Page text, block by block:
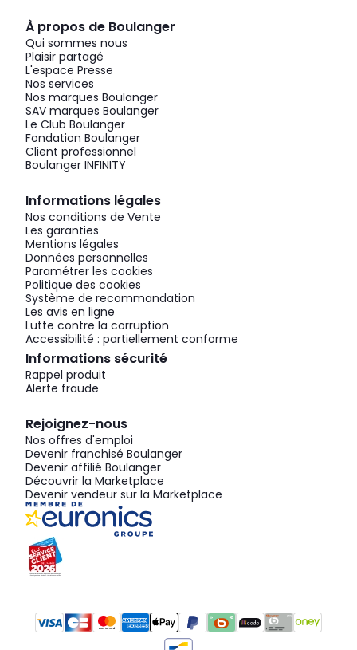
À propos de Boulanger
Qui sommes nous
Plaisir partagé
L'espace Presse
Nos services
Nos marques Boulanger
SAV marques Boulanger
Le Club Boulanger
Fondation Boulanger
Client professionnel
Boulanger INFINITY
Informations légales
Nos conditions de Vente
Les garanties
Mentions légales
Données personnelles
Paramétrer les cookies
Politique des cookies
Système de recommandation
Les avis en ligne
Lutte contre la corruption
Accessibilité : partiellement conforme
Informations sécurité
Rappel produit
Alerte fraude
Rejoignez-nous
Nos offres d'emploi
Devenir franchisé Boulanger
Devenir affilié Boulanger
Découvrir la Marketplace
Devenir vendeur sur la Marketplace